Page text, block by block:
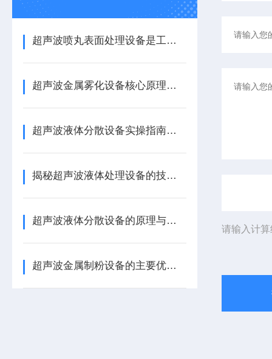
超声波喷丸表面处理设备是工艺与应用介绍
超声波金属雾化设备核心原理与应用场景
超声波液体分散设备实操指南：细节把控与工艺优化
揭秘超声波液体处理设备的技术奥秘
超声波液体分散设备的原理与应用解析
超声波金属制粉设备的主要优势体现在哪些方面
请输入计